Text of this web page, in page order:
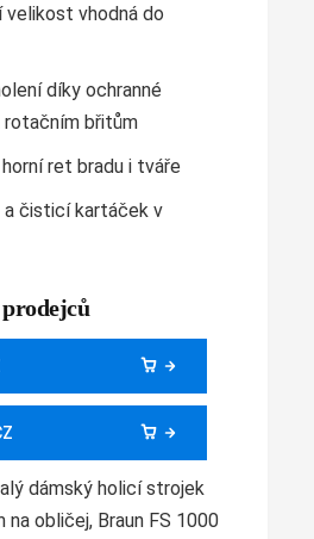
velikost vhodná do
díky ochranné
břitům
ret bradu i tváře
a čisticí kartáček v
dámský holicí strojek
na obličej, Braun FS 1000